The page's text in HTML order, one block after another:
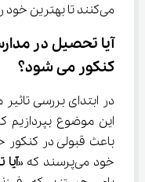
می‌کنند تا بهترین خود را ارائه دهند.
آیا تحصیل در
کنکور می شود؟
در ابتدای بررسی
این موضوع بپردازیم
باعث قبولی در کنکور
خود می‌پرسند که «
آیا